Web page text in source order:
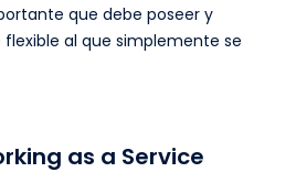
que debe poseer y
al que simplemente se
as a Service